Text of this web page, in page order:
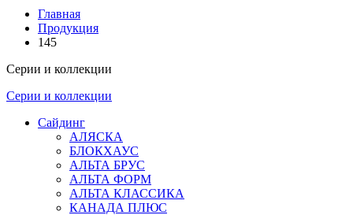
Главная
Продукция
145
Серии и коллекции
Серии и коллекции
Сайдинг
АЛЯСКА
БЛОКХАУС
АЛЬТА БРУС
АЛЬТА ФОРМ
АЛЬТА КЛАССИКА
КАНАДА ПЛЮС